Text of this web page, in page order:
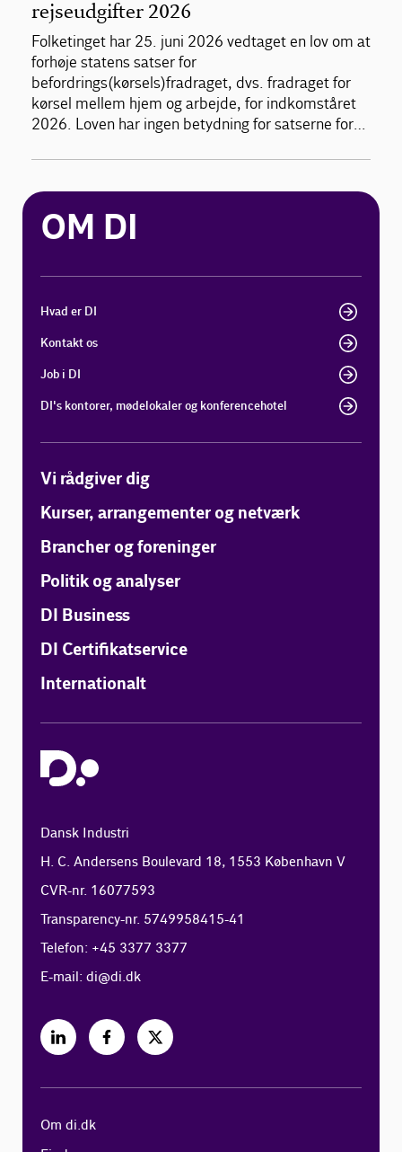
rejseudgifter 2026
Folketinget har 25. juni 2026 vedtaget en lov om at
forhøje statens satser for
befordrings(kørsels)fradraget, dvs. fradraget for
kørsel mellem hjem og arbejde, for indkomståret
2026. Loven har ingen betydning for satserne for…
OM DI
Hvad er DI
Kontakt os
Job i DI
DI's kontorer, mødelokaler og konferencehotel
Vi rådgiver dig
Kurser, arrangementer og netværk
Brancher og foreninger
Politik og analyser
DI Business
DI Certifikatservice
Internationalt
Dansk Industri
H. C. Andersens Boulevard 18, 1553 København V
CVR-nr. 16077593
Transparency-nr. 5749958415-41
Telefon: +45 3377 3377
E-mail:di@di.dk
Om di.dk